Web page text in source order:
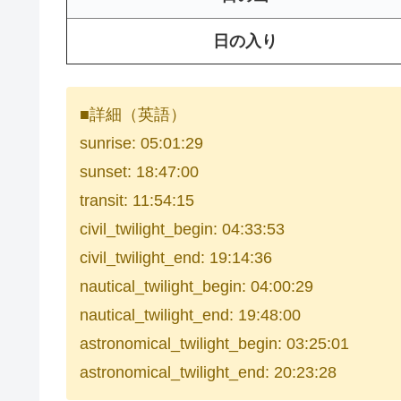
日の入り
■詳細（英語）
sunrise: 05:01:29
sunset: 18:47:00
transit: 11:54:15
civil_twilight_begin: 04:33:53
civil_twilight_end: 19:14:36
nautical_twilight_begin: 04:00:29
nautical_twilight_end: 19:48:00
astronomical_twilight_begin: 03:25:01
astronomical_twilight_end: 20:23:28